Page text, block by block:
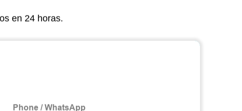
en 24 horas.